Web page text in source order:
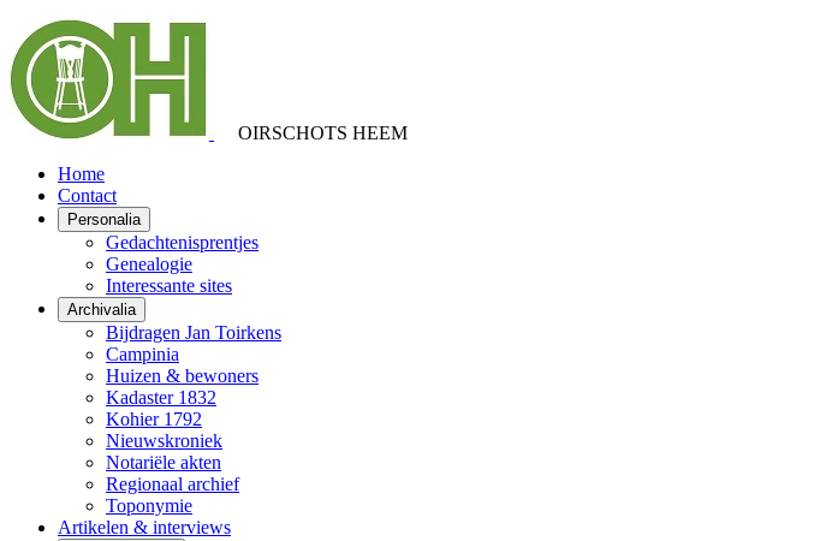
OIRSCHOTS HEEM
Home
Contact
Personalia
Gedachtenisprentjes
Genealogie
Interessante sites
Archivalia
Bijdragen Jan Toirkens
Campinia
Huizen & bewoners
Kadaster 1832
Kohier 1792
Nieuwskroniek
Notariële akten
Regionaal archief
Toponymie
Artikelen & interviews